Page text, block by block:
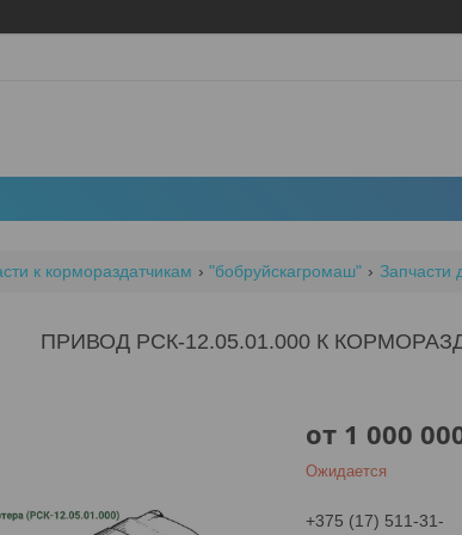
к кормораздатчикам "бобруйскагромаш" Запчасти
ПРИВОД РСК-12.05.01.000 К
от 1 000
Ожидается
+375 (17) 511-31-